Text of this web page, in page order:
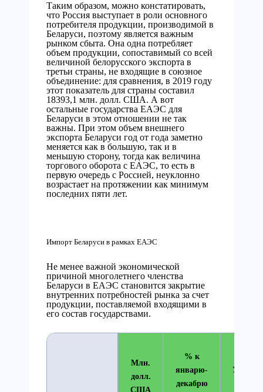
Таким образом, можно констатировать,
что Россия выступает в роли основного
потребителя продукции, производимой в
Беларуси, поэтому является важным
рынком сбыта. Она одна потребляет
объем продукции, сопоставимый со всей
величиной белорусского экспорта в
третьи страны, не входящие в союзное
объединение: для сравнения, в 2019 году
этот показатель для страны составил
18393,1 млн. долл. США. А вот
остальные государства ЕАЭС для
Беларуси в этом отношении не так
важны. При этом объем внешнего
экспорта Беларуси год от года заметно
меняется как в большую, так и в
меньшую сторону, тогда как величина
торгового оборота с ЕАЭС, то есть в
первую очередь с Россией, неуклонно
возрастает на протяжении как минимум
последних пяти лет.
Импорт Беларуси в рамках ЕАЭС
Не менее важной экономической
причиной многолетнего членства
Беларуси в ЕАЭС становится закрытие
внутренних потребностей рынка за счет
продукции, поставляемой входящими в
его состав государствами.
Млн.
долл.
США
% к
январю-
декабрю